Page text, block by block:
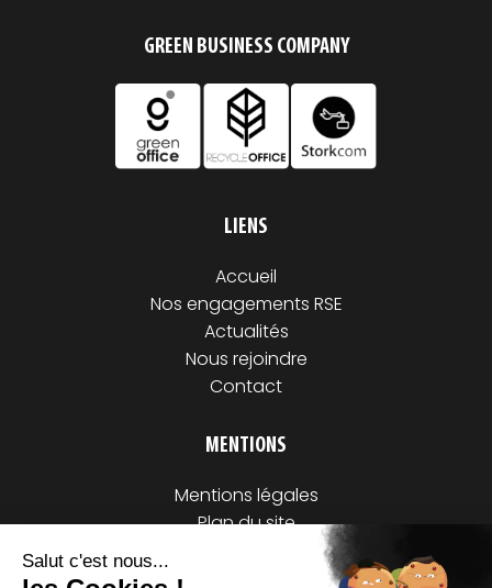
GREEN BUSINESS COMPANY
LIENS
Accueil
Nos engagements RSE
Actualités
Nous rejoindre
Contact
MENTIONS
Mentions légales
Plan du site
© Storkcom 2024 - Fait avec parStudio Vitamine
Website Carbon